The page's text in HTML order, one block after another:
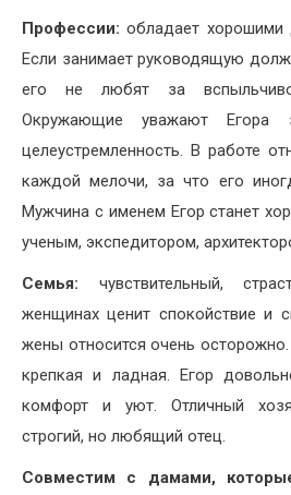
Профессии: обладает хорошими
Если занимает руководящую
его не любят за
Окружающие уважают Егора
целеустремленность. В работе
каждой мелочи, за что его
Мужчина с именем Егор станет
ученым, экспедитором,
Семья: чувствительный,
женщинах ценит спокойствие и
жены относится очень
крепкая и ладная. Егор
комфорт и уют. Отличный
строгий, но любящий отец.
Совместим с дамами,